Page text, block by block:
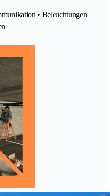
• Beleuchtungen